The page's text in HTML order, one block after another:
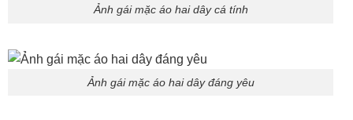
Ảnh gái mặc áo hai dây cá tính
Ảnh gái mặc áo hai dây đáng yêu